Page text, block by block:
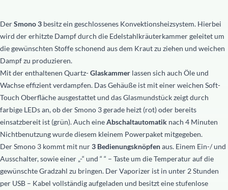
DerSmono 3 besitz ein geschlossenes Konvektionsheizsystem. Hierbei
wird der erhitzte Dampf durch die Edelstahlkräuterkammer geleitet um
die gewünschten Stoffe schonend aus dem Kraut zu ziehen und weichen
Dampf zu produzieren.
Mit der enthaltenen Quartz-Glaskammer lassen sich auch Öle und
Wachse effizient verdampfen. Das Gehäuße ist mit einer weichen Soft-
Touch Oberfläche ausgestattet und das Glasmundstück zeigt durch
farbige LEDs an, ob der Smono 3 gerade heizt (rot) oder bereits
einsatzbereit ist (grün). Auch eineAbschaltautomatik nach 4 Minuten
Nichtbenutzung wurde diesem kleinem Powerpaket mitgegeben.
Der Smono 3 kommt mit nur3 Bedienungsknöpfenaus. Einem Ein-/ und
Ausschalter, sowie einer „-“ und “ “ – Taste um die Temperatur auf die
gewünschte Gradzahl zu bringen. Der Vaporizer ist in unter 2 Stunden
per USB – Kabel vollständig aufgeladen und besitzt eine stufenlose